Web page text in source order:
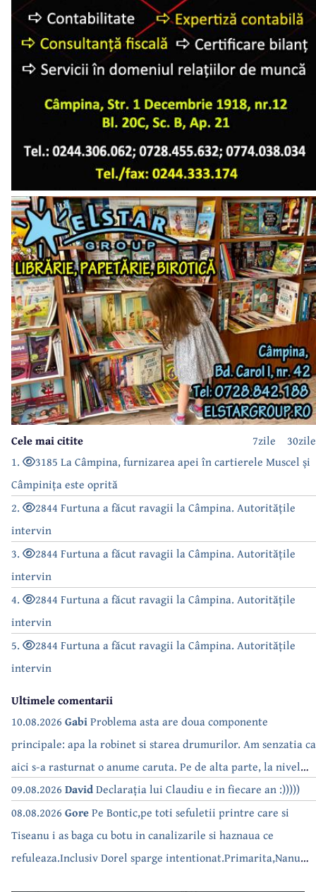
30zile
7zile
Cele mai citite
1.
3185 La Câmpina, furnizarea apei în cartierele Muscel și
Câmpinița este oprită
2.
2844 Furtuna a făcut ravagii la Câmpina. Autoritățile
intervin
3.
2844 Furtuna a făcut ravagii la Câmpina. Autoritățile
intervin
4.
2844 Furtuna a făcut ravagii la Câmpina. Autoritățile
intervin
5.
2844 Furtuna a făcut ravagii la Câmpina. Autoritățile
intervin
Ultimele comentarii
10.08.2026 GabiProblema asta are doua componente
principale: apa la robinet si starea drumurilor. Am senzatia ca
aici s-a rasturnat o anume caruta. Pe de alta parte, la nivel
national, serialul asta deja a difuzat episoadele 'fara apa' si
'fara energie'. Banuiesc ca urmeaza episodul 'fara hrana'.
09.08.2026 DavidDeclarația lui Claudiu e in fiecare an :)))))
08.08.2026 GorePe Bontic,pe toti sefuletii printre care si
Tiseanu i as baga cu botu in canalizarile si haznaua ce
refuleaza.Inclusiv Dorel sparge intentionat.Primarita,Nanu